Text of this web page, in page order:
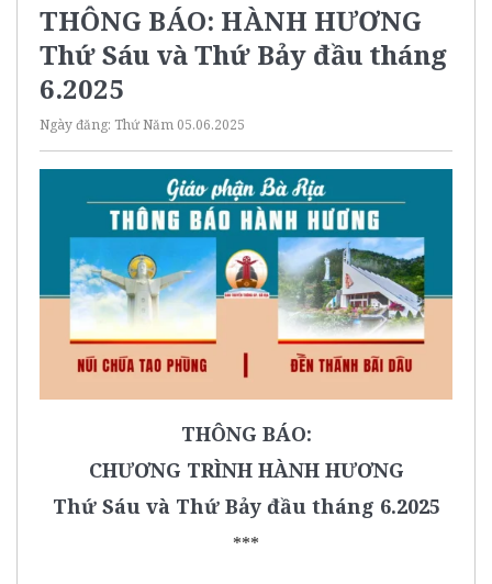
THÔNG BÁO: HÀNH HƯƠNG
Thứ Sáu và Thứ Bảy đầu tháng
6.2025
Ngày đăng: Thứ Năm 05.06.2025
THÔNG BÁO:
CHƯƠNG TRÌNH HÀNH HƯƠNG
Thứ Sáu và Thứ Bảy đầu tháng 6.2025
***